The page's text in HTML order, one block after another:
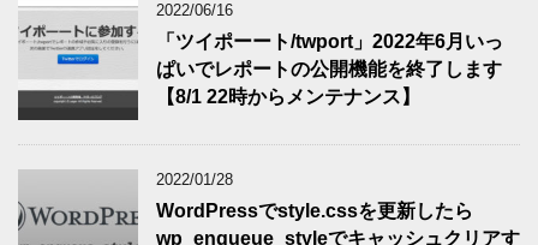
2022/06/16
「ツイポーート/twport」2022年6月いっ
ぱいでレポートの公開機能を終了します
【8/1 22時からメンテナンス】
2022/01/28
WordPressでstyle.cssを更新したら
wp_enqueue_styleでキャッシュクリアす